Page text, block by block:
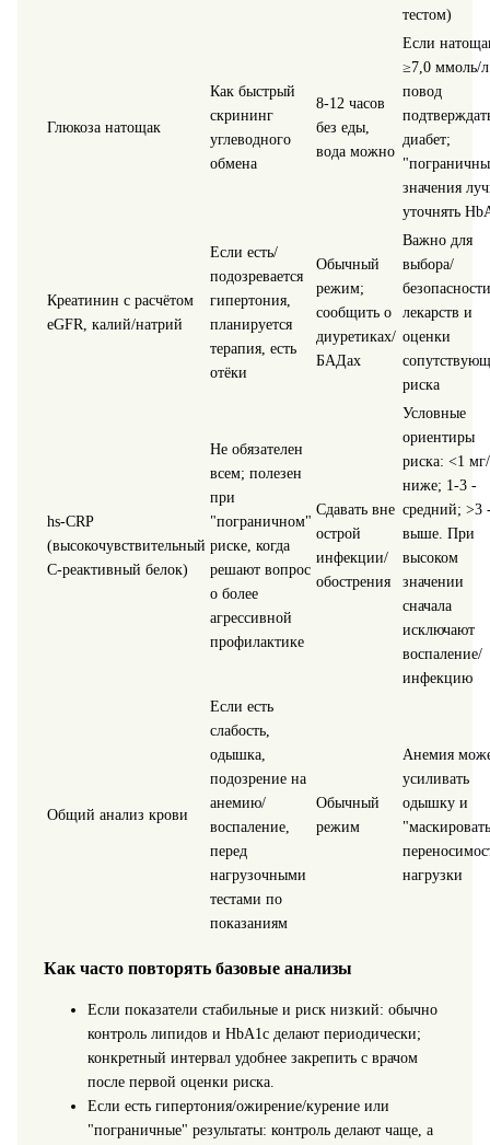
тестом)
Глюкоза натощак
Как быстрый
скрининг
углеводного
обмена
8-12 часов
без еды,
вода можно
Если
≥7,0 ммоль/
повод
диабет;
значения
уточнять
Креатинин с расчётом
eGFR, калий/натрий
Если есть/
подозревается
гипертония,
планируется
терапия, есть
отёки
Обычный
режим;
сообщить о
диуретиках/
БАДах
Важно для
выбора/
безопасности
лекарств и
оценки
риска
hs‑CRP
(высокочувствительный
С‑реактивный белок)
Не обязателен
всем; полезен
при
"пограничном"
риске, когда
решают вопрос
о более
агрессивной
профилактике
Сдавать вне
острой
инфекции/
обострения
Условные
ориентиры
риска: <1
ниже; 1-3 -
средний; >3
выше. При
высоком
значении
сначала
исключают
воспаление/
инфекцию
Общий анализ крови
Если есть
слабость,
одышка,
подозрение на
анемию/
воспаление,
перед
нагрузочными
тестами по
показаниям
Обычный
режим
Анемия
усиливать
одышку и
нагрузки
Как часто повторять базовые анализы
Если показатели стабильные и риск низкий: обычно
контроль липидов и HbA1c делают периодически;
конкретный интервал удобнее закрепить с врачом
после первой оценки риска.
Если есть гипертония/ожирение/курение или
"пограничные" результаты: контроль делают чаще, а